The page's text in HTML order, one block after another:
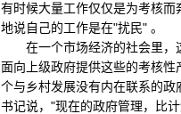
有时候大量工作仅仅是为考核
地说自己的工作是在"扰民" 。
在一个市场经济的社会里，这
面向上级政府提供这些的考核
个与乡村发展没有内在联系的
书记说，"现在的政府管理，比